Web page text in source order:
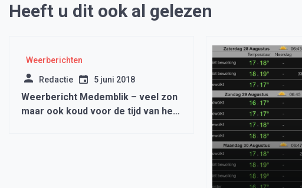
Heeft u dit ook al gelezen
Weerberichten
Redactie 5 juni 2018
Weerbericht Medemblik – veel zon
maar ook koud voor de tijd van het